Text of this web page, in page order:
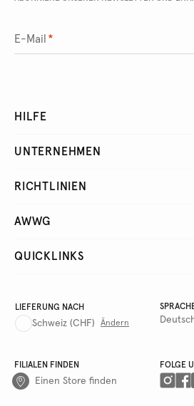
E-Mail *
HILFE
UNTERNEHMEN
RICHTLINIEN
AWWG
QUICKLINKS
LIEFERUNG NACH
Schweiz (CHF) Ändern
FILIALEN FINDEN
Einen Store finden
FOLGE